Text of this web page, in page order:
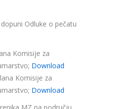
Odluke o pečatu
Komisije za
Download
Komisije za
Download